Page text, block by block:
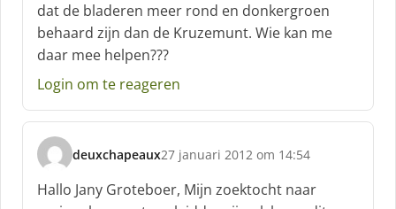
dat de bladeren meer rond en donkergroen
behaard zijn dan de Kruzemunt. Wie kan me
daar mee helpen???
Login om te reageren
deuxchapeaux
s
c
h
27 januari 2012 om 14:54
Hallo Jany Groteboer, Mijn zoektocht naar